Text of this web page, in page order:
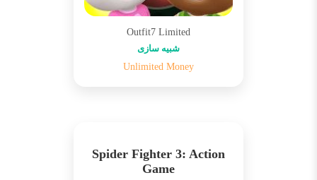
Outfit7 Limited
شبیه سازی
Unlimited Money
Spider Fighter 3: Action
Game